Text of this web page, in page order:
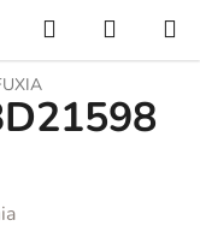
Hľadať
KOŠÍK